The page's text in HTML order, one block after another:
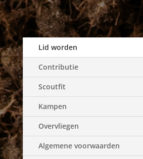
Lid worden
Contributie
Scoutfit
Kampen
Overvliegen
Algemene voorwaarden